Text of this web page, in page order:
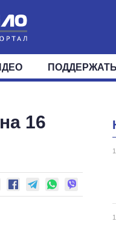
ОКРУГА
ПОДДЕРЖАТЬ
16